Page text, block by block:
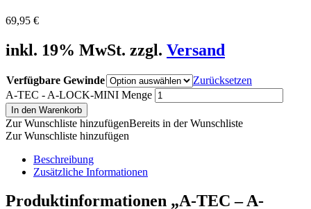
69,95 €
inkl. 19% MwSt. zzgl. Versand
Verfügbare Gewinde
Zurücksetzen
A-TEC - A-LOCK-MINI Menge
In den Warenkorb
Zur Wunschliste hinzufügenBereits in der Wunschliste
Zur Wunschliste hinzufügen
Beschreibung
Zusätzliche Informationen
Produktinformationen „A-TEC – A-